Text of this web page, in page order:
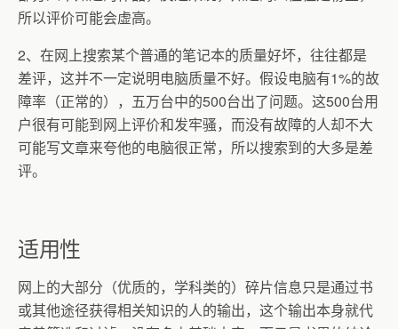
所以评价可能会虚高。
2、在网上搜索某个普通的笔记本的质量好坏，往往都是
差评，这并不一定说明电脑质量不好。假设电脑有1%的故
障率（正常的），五万台中的500台出了问题。这500台用
户很有可能到网上评价和发牢骚，而没有故障的人却不大
可能写文章来夸他的电脑很正常，所以搜索到的大多是差
评。
适用性
网上的大部分（优质的，学科类的）碎片信息只是通过书
或其他途径获得相关知识的人的输出，这个输出本身就代